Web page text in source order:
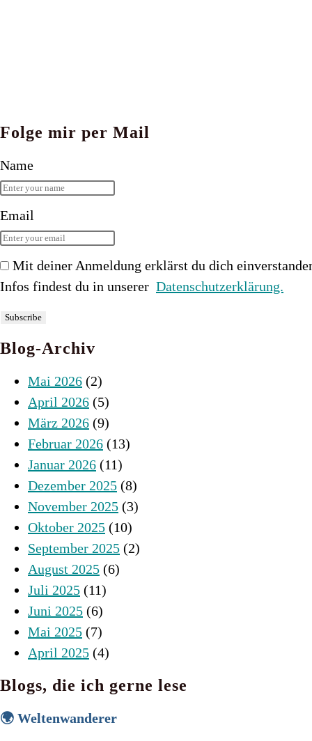
Folge mir per Mail
Name
Email
Mit deiner Anmeldung erklärst du dich
Infos findest du in unserer Datenschutzerklärung.
Blog-Archiv
Mai 2026 (2)
April 2026 (5)
März 2026 (9)
Februar 2026 (13)
Januar 2026 (11)
Dezember 2025 (8)
November 2025 (3)
Oktober 2025 (10)
September 2025 (2)
August 2025 (6)
Juli 2025 (11)
Juni 2025 (6)
Mai 2025 (7)
April 2025 (4)
Blogs, die ich gerne lese
🌍 Weltenwanderer